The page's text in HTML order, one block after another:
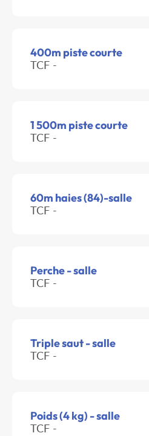
400m piste courte
TCF -
1 500m piste courte
TCF -
60m haies (84)-salle
TCF -
Perche - salle
TCF -
Triple saut - salle
TCF -
Poids (4 kg) - salle
TCF -